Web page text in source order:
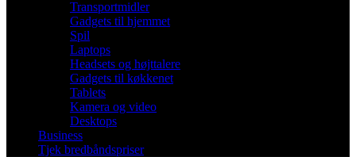
Transportmidler
Gadgets til hjemmet
Spil
Laptops
Headsets og højttalere
Gadgets til køkkenet
Tablets
Kamera og video
Desktops
Business
Tjek bredbåndspriser